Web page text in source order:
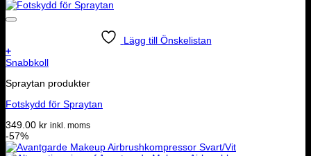
Lägg till Önskelistan
+
Snabbkoll
Spraytan produkter
Fotskydd för Spraytan
349.00 kr inkl. moms
-57%